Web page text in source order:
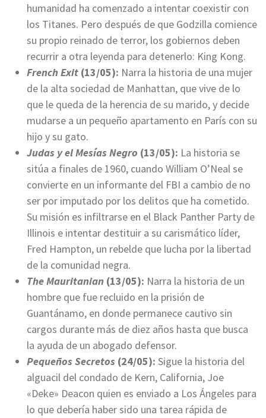
humanidad ha comenzado a intentar coexistir con
los Titanes. Pero después de que Godzilla comience
su propio reinado de terror, los gobiernos deben
recurrir a otra leyenda para detenerlo: King Kong.
French Exit (13/05): Narra la historia de una mujer
de la alta sociedad de Manhattan, que vive de lo
que le queda de la herencia de su marido, y decide
mudarse a un pequeño apartamento en París con su
hijo y su gato.
Judas y el Mesías Negro (13/05): La historia se
sitúa a finales de 1960, cuando William O’Neal se
convierte en un informante del FBI a cambio de no
ser por imputado por los delitos que ha cometido.
Su misión es infiltrarse en el Black Panther Party de
Illinois e intentar destituir a su carismático líder,
Fred Hampton, un rebelde que lucha por la libertad
de la comunidad negra.
The Mauritanian (13/05): Narra la historia de un
hombre que fue recluido en la prisión de
Guantánamo, en donde permanece cautivo sin
cargos durante más de diez años hasta que busca
la ayuda de un abogado defensor.
PequeñosSecretos (24/05): Sigue la historia del
alguacil del condado de Kern, California, Joe
«Deke» Deacon quien es enviado a Los Ángeles para
lo que debería haber sido una tarea rápida de